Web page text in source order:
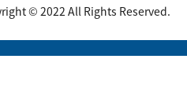
© 2022 All Rights Reserved.